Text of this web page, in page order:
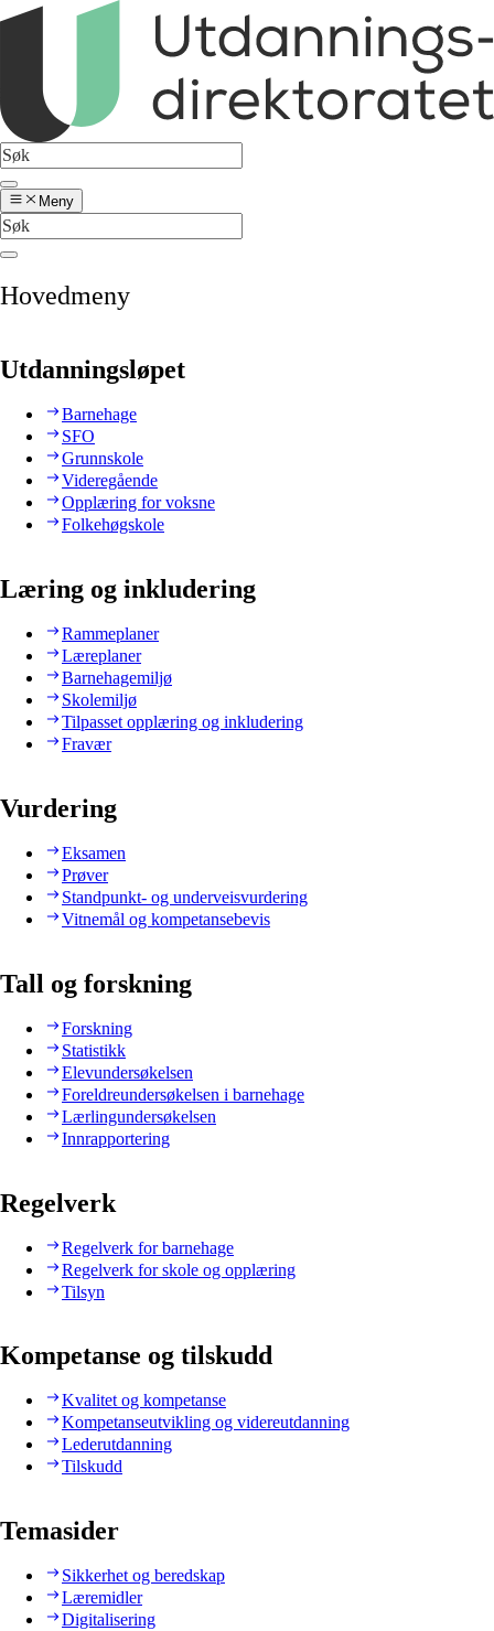
Meny
Hovedmeny
Utdanningsløpet
Barnehage
SFO
Grunnskole
Videregående
Opplæring for voksne
Folkehøgskole
Læring og inkludering
Rammeplaner
Læreplaner
Barnehagemiljø
Skolemiljø
Tilpasset opplæring og inkludering
Fravær
Vurdering
Eksamen
Prøver
Standpunkt- og underveisvurdering
Vitnemål og kompetansebevis
Tall og forskning
Forskning
Statistikk
Elevundersøkelsen
Foreldreundersøkelsen i barnehage
Lærlingundersøkelsen
Innrapportering
Regelverk
Regelverk for barnehage
Regelverk for skole og opplæring
Tilsyn
Kompetanse og tilskudd
Kvalitet og kompetanse
Kompetanseutvikling og videreutdanning
Lederutdanning
Tilskudd
Temasider
Sikkerhet og beredskap
Læremidler
Digitalisering